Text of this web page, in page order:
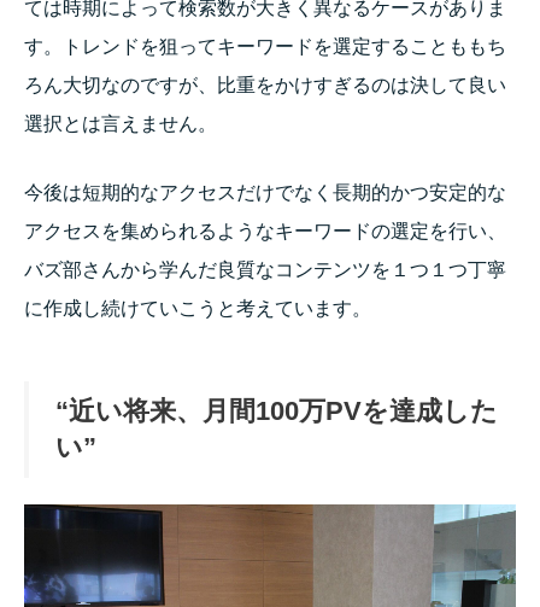
ては時期によって検索数が大きく異なるケースがありま
す。トレンドを狙ってキーワードを選定することももち
ろん大切なのですが、比重をかけすぎるのは決して良い
選択とは言えません。
今後は短期的なアクセスだけでなく長期的かつ安定的な
アクセスを集められるようなキーワードの選定を行い、
バズ部さんから学んだ良質なコンテンツを１つ１つ丁寧
に作成し続けていこうと考えています。
“近い将来、月間100万PVを達成した
い”